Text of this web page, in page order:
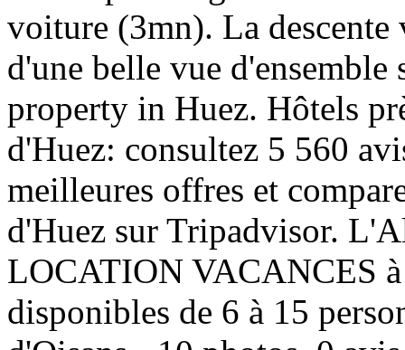
voiture (3mn). La
d'une belle vue
property in Huez. Hôtels
d'Huez: consultez 5 560
meilleures offres et
d'Huez sur Tripadvisor.
LOCATION VACANCES
disponibles de 6 à 15